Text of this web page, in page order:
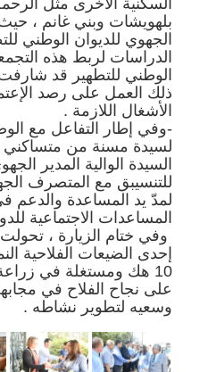
بلهويشات وبني غانم ، حيث
الجهوي للديوان الوطني
الدراسات لربط هذه
الوطني للتطهير قد شارفت
ذلك العمل على رصد
الأشغال اللازمة .
-وفي إطار التفاعل مع
لسيدة مسنة من متساكني
السيدة الوالية المدير
للتنسيبق مع المتصرف
لمدّ يد المساعدة والدعم
المساعدات الاجتماعية
وفي ختام الزيارة ، تحولت
إحدى الضيعات الفلاحية
10 هك ومستغلة في
على نجاح الفلاح في
وسعيه لتطوير نشاطه .